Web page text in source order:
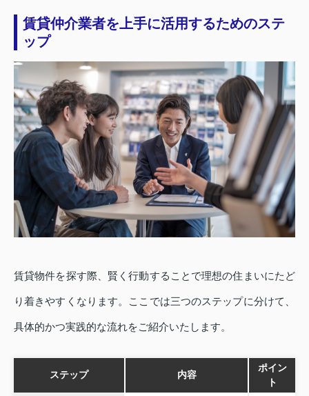
賃貸仲介業者を上手に活用するためのステ
ップ
賃貸物件を探す際、賢く行動することで理想の住まいにたど
り着きやすくなります。ここでは三つのステップに分けて、
具体的かつ実践的な流れをご紹介いたします。
ステップ 内容
ポイン
ト